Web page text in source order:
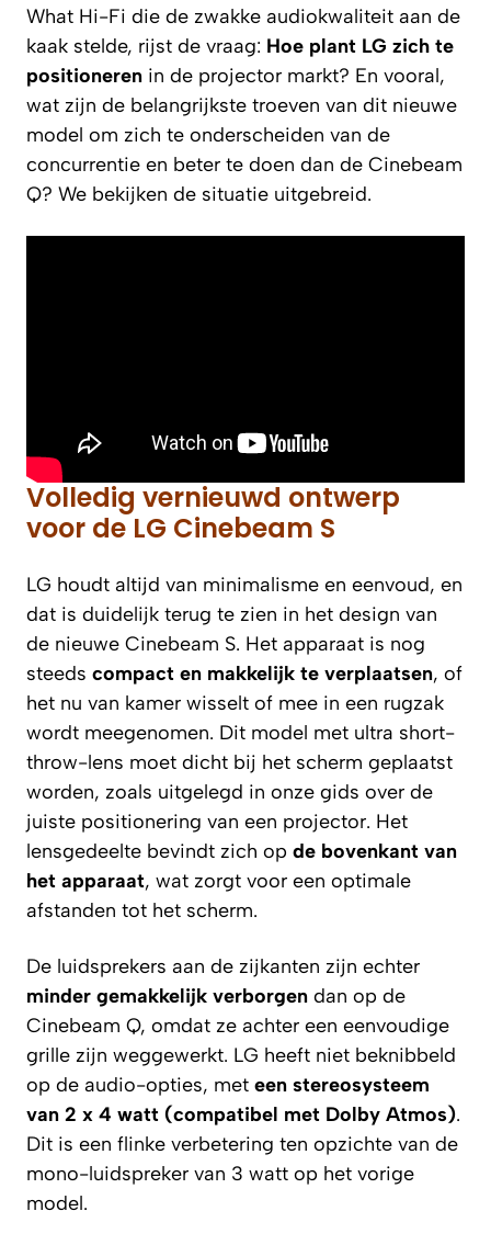
What Hi-Fi die de zwakke audiokwaliteit aan de
kaak stelde, rijst de vraag: Hoe plant LG zich te
positioneren in de projector markt? En vooral,
wat zijn de belangrijkste troeven van dit nieuwe
model om zich te onderscheiden van de
concurrentie en beter te doen dan de Cinebeam
Q? We bekijken de situatie uitgebreid.
Volledig vernieuwd ontwerp
voor de LG Cinebeam S
LG houdt altijd van minimalisme en eenvoud, en
dat is duidelijk terug te zien in het design van
de nieuwe Cinebeam S. Het apparaat is nog
steeds compact en makkelijk te verplaatsen, of
het nu van kamer wisselt of mee in een rugzak
wordt meegenomen. Dit model met ultra short-
throw-lens moet dicht bij het scherm geplaatst
worden, zoals uitgelegd in onze gids over de
juiste positionering van een projector. Het
lensgedeelte bevindt zich op de bovenkant van
het apparaat, wat zorgt voor een optimale
afstanden tot het scherm.
De luidsprekers aan de zijkanten zijn echter
minder gemakkelijk verborgen dan op de
Cinebeam Q, omdat ze achter een eenvoudige
grille zijn weggewerkt. LG heeft niet beknibbeld
op de audio-opties, met een stereosysteem
van 2 x 4 watt (compatibel met Dolby Atmos).
Dit is een flinke verbetering ten opzichte van de
mono-luidspreker van 3 watt op het vorige
model.